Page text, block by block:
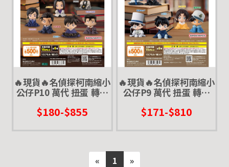
🔥現貨🔥名偵探柯南縮小
公仔P10 萬代 扭蛋 轉蛋
大和敢助 諸伏高明 上原
$180-$855
🔥現貨🔥名偵探柯南縮小
公仔P9 萬代 扭蛋 轉蛋
怪盜 基德 變小
$171-$810
« 1 »